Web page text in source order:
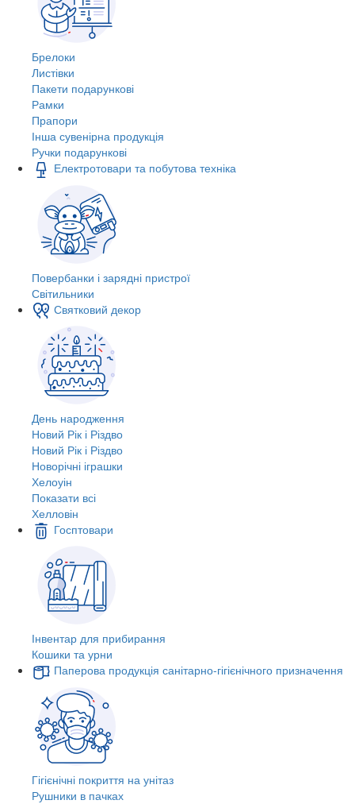
Брелоки
Листівки
Пакети подарункові
Рамки
Прапори
Інша сувенірна продукція
Ручки подарункові
Електротовари та побутова техніка
Повербанки і зарядні пристрої
Світильники
Святковий декор
День народження
Новий Рік і Різдво
Новий Рік і Різдво
Новорічні іграшки
Хелоуін
Показати всі
Хелловін
Госптовари
Інвентар для прибирання
Кошики та урни
Паперова продукція санітарно-гігієнічного призначення
Гігієнічні покриття на унітаз
Рушники в пачках